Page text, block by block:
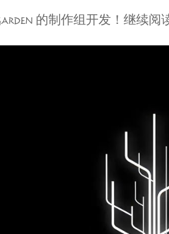
的制作组开发！继续